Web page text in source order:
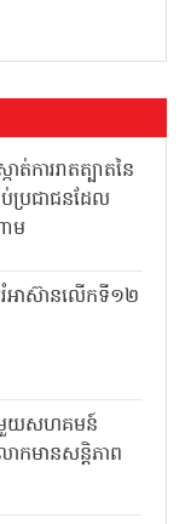
ត់ការរាតត្បាតនៃ
ប្រជាជនដែល
ម
ប់រំអាស៊ានលើកទី១២
មួយសហគមន៍
កមានសន្តិភាព